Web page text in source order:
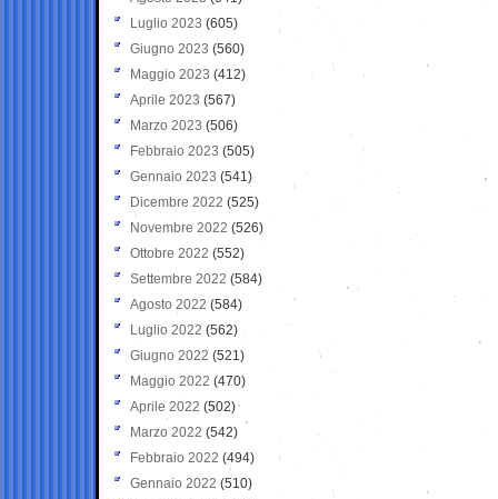
Luglio 2023 (605)
Giugno 2023 (560)
Maggio 2023 (412)
Aprile 2023 (567)
Marzo 2023 (506)
Febbraio 2023 (505)
Gennaio 2023 (541)
Dicembre 2022 (525)
Novembre 2022 (526)
Ottobre 2022 (552)
Settembre 2022 (584)
Agosto 2022 (584)
Luglio 2022 (562)
Giugno 2022 (521)
Maggio 2022 (470)
Aprile 2022 (502)
Marzo 2022 (542)
Febbraio 2022 (494)
Gennaio 2022 (510)